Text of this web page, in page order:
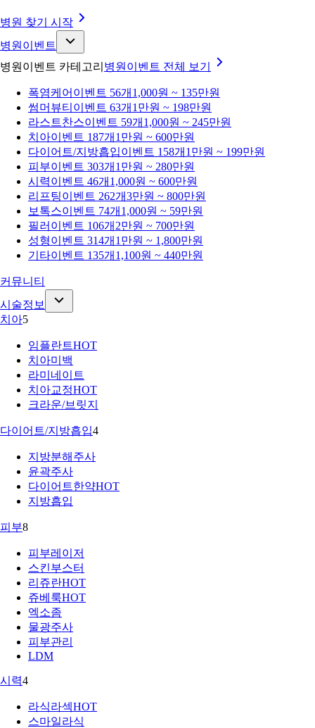
병원 찾기 시작
병원이벤트
병원이벤트 카테고리 병원이벤트 전체 보기
폭염케어 이벤트 56개 1,000원 ~ 135만원
썸머뷰티 이벤트 63개 1만원 ~ 198만원
라스트찬스이벤트 59개 1,000원 ~ 245만원
치아이벤트 187개 1만원 ~ 600만원
다이어트/지방흡입이벤트 158개 1만원 ~ 199만원
피부이벤트 303개 1만원 ~ 280만원
시력이벤트 46개 1,000원 ~ 600만원
리프팅이벤트 262개3만원 ~ 800만원
보톡스이벤트 74개 1,000원 ~ 59만원
필러 이벤트 106개 2만원 ~ 700만원
성형이벤트 314개 1만원 ~ 1,800만원
기타이벤트 135개 1,100원 ~ 440만원
커뮤니티
시술정보
치아5
임플란트HOT
치아미백
라미네이트
치아교정HOT
크라운/브릿지
다이어트/지방흡입4
지방분해주사
윤곽주사
다이어트한약HOT
지방흡입
피부8
피부레이저
스킨부스터
리쥬란HOT
쥬베룩HOT
엑소좀
물광주사
피부관리
LDM
시력4
라식라섹HOT
스마일라식